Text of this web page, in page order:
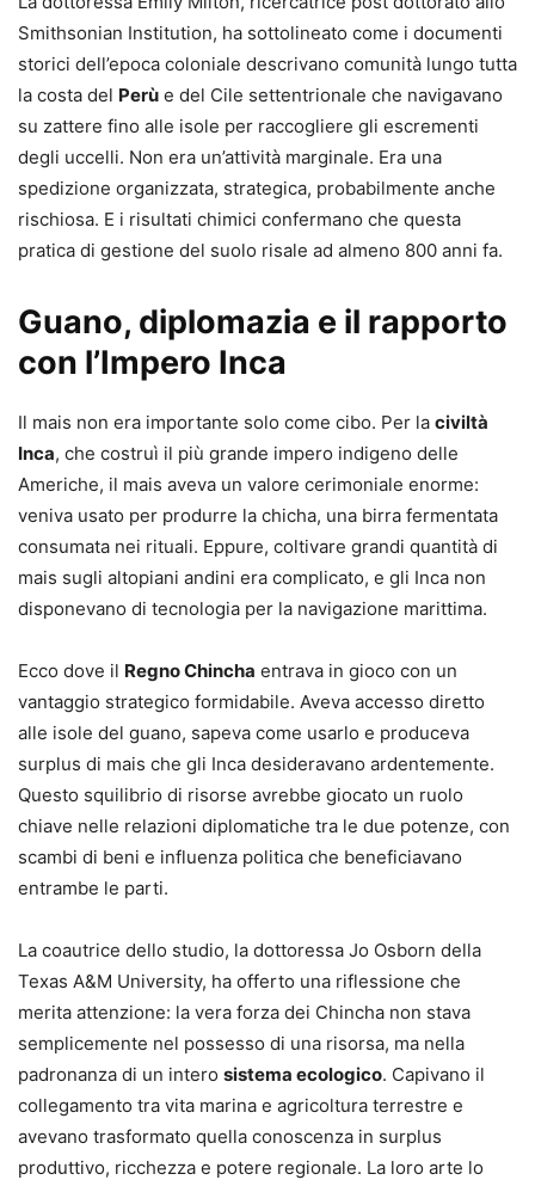
Smithsonian Institution, ha sottolineato come i documenti
storici dell’epoca coloniale descrivano comunità lungo tutta
la costa del Perù e del Cile settentrionale che navigavano
su zattere fino alle isole per raccogliere gli escrementi
degli uccelli. Non era un’attività marginale. Era una
spedizione organizzata, strategica, probabilmente anche
rischiosa. E i risultati chimici confermano che questa
pratica di gestione del suolo risale ad almeno 800 anni fa.
Guano, diplomazia e il rapporto
con l’Impero Inca
Il mais non era importante solo come cibo. Per la civiltà
Inca, che costruì il più grande impero indigeno delle
Americhe, il mais aveva un valore cerimoniale enorme:
veniva usato per produrre la chicha, una birra fermentata
consumata nei rituali. Eppure, coltivare grandi quantità di
mais sugli altopiani andini era complicato, e gli Inca non
disponevano di tecnologia per la navigazione marittima.
Ecco dove il Regno Chincha entrava in gioco con un
vantaggio strategico formidabile. Aveva accesso diretto
alle isole del guano, sapeva come usarlo e produceva
surplus di mais che gli Inca desideravano ardentemente.
Questo squilibrio di risorse avrebbe giocato un ruolo
chiave nelle relazioni diplomatiche tra le due potenze, con
scambi di beni e influenza politica che beneficiavano
entrambe le parti.
La coautrice dello studio, la dottoressa Jo Osborn della
Texas A&M University, ha offerto una riflessione che
merita attenzione: la vera forza dei Chincha non stava
semplicemente nel possesso di una risorsa, ma nella
padronanza di un intero sistema ecologico. Capivano il
collegamento tra vita marina e agricoltura terrestre e
avevano trasformato quella conoscenza in surplus
produttivo, ricchezza e potere regionale. La loro arte lo